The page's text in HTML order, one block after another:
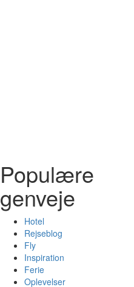
Populære
genveje
Hotel
Rejseblog
Fly
Inspiration
Ferie
Oplevelser